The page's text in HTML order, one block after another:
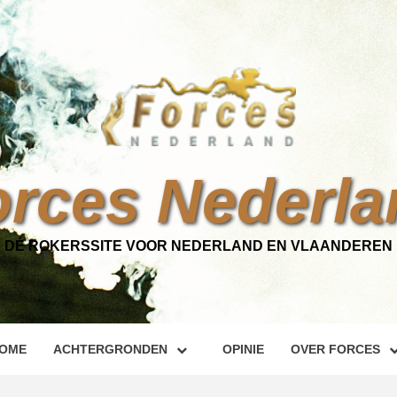
DÉ ROKERSSITE VOOR NEDERLAND EN VLAANDEREN
ACHTERGRONDEN OPINIE OVER FORCES